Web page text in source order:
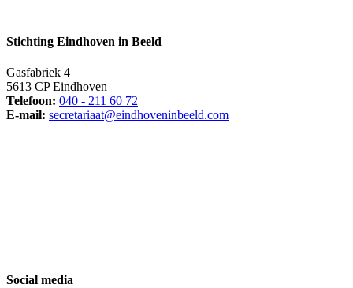
Stichting Eindhoven in Beeld
Gasfabriek 4
5613 CP Eindhoven
Telefoon: 040 - 211 60 72
E-mail: secretariaat@eindhoveninbeeld.com
Social media